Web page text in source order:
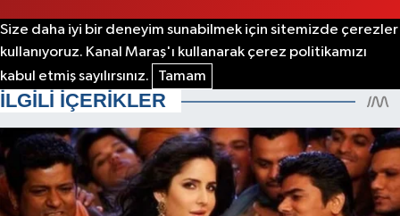
Size daha iyi bir deneyim sunabilmek için sitemizde çerezler
kullanıyoruz. Kanal Maraş'ı kullanarak çerez politikamızı
kabul etmiş sayılırsınız.
Tamam